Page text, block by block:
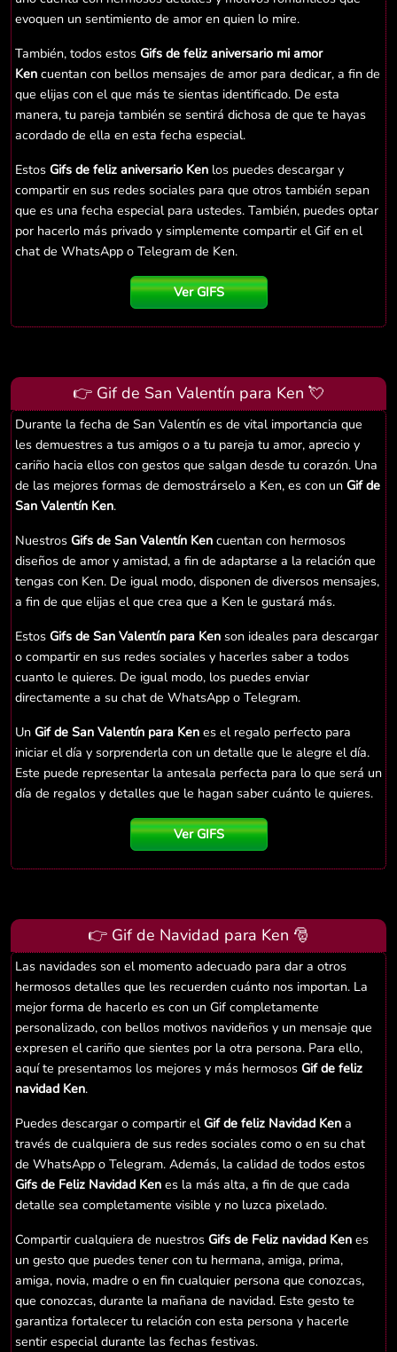
evoquen un sentimiento de amor en quien lo mire.
También, todos estos Gifs de feliz aniversario mi amor
Ken cuentan con bellos mensajes de amor para dedicar, a fin de
que elijas con el que más te sientas identificado. De esta
manera, tu pareja también se sentirá dichosa de que te hayas
acordado de ella en esta fecha especial.
Estos Gifs de feliz aniversario Ken los puedes descargar y
compartir en sus redes sociales para que otros también sepan
que es una fecha especial para ustedes. También, puedes optar
por hacerlo más privado y simplemente compartir el Gif en el
chat de WhatsApp o Telegram de Ken.
Ver GIFS
👉 Gif de San Valentín para Ken 💘
Durante la fecha de San Valentín es de vital importancia que
les demuestres a tus amigos o a tu pareja tu amor, aprecio y
cariño hacia ellos con gestos que salgan desde tu corazón. Una
de las mejores formas de demostrárselo a Ken, es con un Gif de
San Valentín Ken.
Nuestros Gifs de San Valentín Ken cuentan con hermosos
diseños de amor y amistad, a fin de adaptarse a la relación que
tengas con Ken. De igual modo, disponen de diversos mensajes,
a fin de que elijas el que crea que a Ken le gustará más.
Estos Gifs de San Valentín para Ken son ideales para descargar
o compartir en sus redes sociales y hacerles saber a todos
cuanto le quieres. De igual modo, los puedes enviar
directamente a su chat de WhatsApp o Telegram.
Un Gif de San Valentín para Ken es el regalo perfecto para
iniciar el día y sorprenderla con un detalle que le alegre el día.
Este puede representar la antesala perfecta para lo que será un
día de regalos y detalles que le hagan saber cuánto le quieres.
Ver GIFS
👉 Gif de Navidad para Ken 🎅
Las navidades son el momento adecuado para dar a otros
hermosos detalles que les recuerden cuánto nos importan. La
mejor forma de hacerlo es con un Gif completamente
personalizado, con bellos motivos navideños y un mensaje que
expresen el cariño que sientes por la otra persona. Para ello,
aquí te presentamos los mejores y más hermosos Gif de feliz
navidad Ken.
Puedes descargar o compartir elGif de feliz Navidad Ken a
través de cualquiera de sus redes sociales como o en su chat
de WhatsApp o Telegram. Además, la calidad de todos estos
Gifs de Feliz Navidad Ken es la más alta, a fin de que cada
detalle sea completamente visible y no luzca pixelado.
Compartir cualquiera de nuestros Gifs de Feliz navidad Ken es
un gesto que puedes tener con tu hermana, amiga, prima,
amiga, novia, madre o en fin cualquier persona que conozcas,
que conozcas, durante la mañana de navidad. Este gesto te
garantiza fortalecer tu relación con esta persona y hacerle
sentir especial durante las fechas festivas.